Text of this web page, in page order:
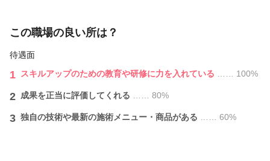
この職場の良い所は？
待遇面
1 スキルアップのための教育や研修に力を入れている …… 100%
2 成果を正当に評価してくれる …… 80%
3 独自の技術や最新の施術メニュー・商品がある …… 60%